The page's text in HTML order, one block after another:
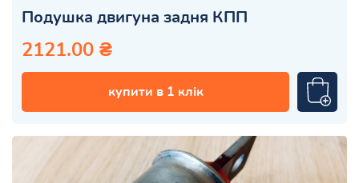
Подушка двигуна задня КПП
2121.00 ₴
купити в 1 клік